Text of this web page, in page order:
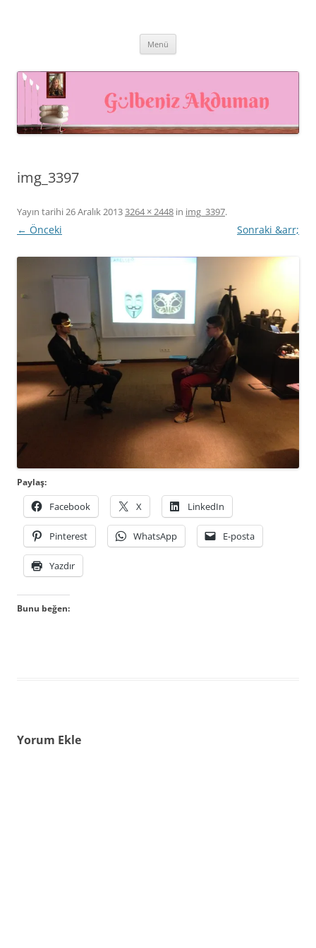
İnsan Kaynakları Yönetimi,
Eğiticinin Eğitimi, Mutluluk
Yönetimi
Akademisyen, Eğitmen
Menü
img_3397
Yayın tarihi26 Aralık 20133264 × 2448 in img_3397.
← Önceki Sonraki &arr;
Paylaş:
Facebook X LinkedIn
Pinterest WhatsApp E-posta
Yazdır
Bunu beğen:
Yorum Ekle